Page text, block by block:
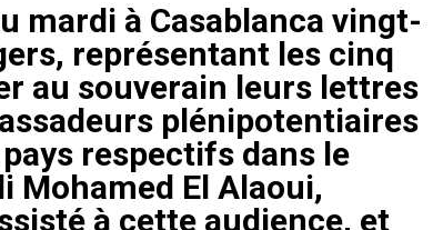
mardi à Casablanca vingt-
représentant les cinq
au souverain leurs lettres
plénipotentiaires
respectifs dans le
Mohamed El Alaoui,
à cette audience, et